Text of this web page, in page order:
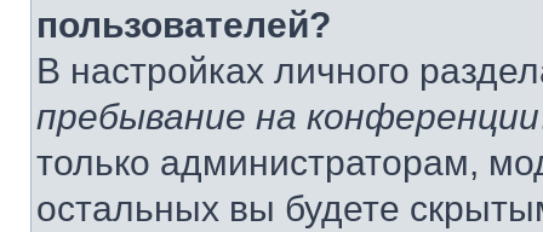
пользователей?
В настройках личного
пребывание на конференции
только администраторам,
остальных вы будете